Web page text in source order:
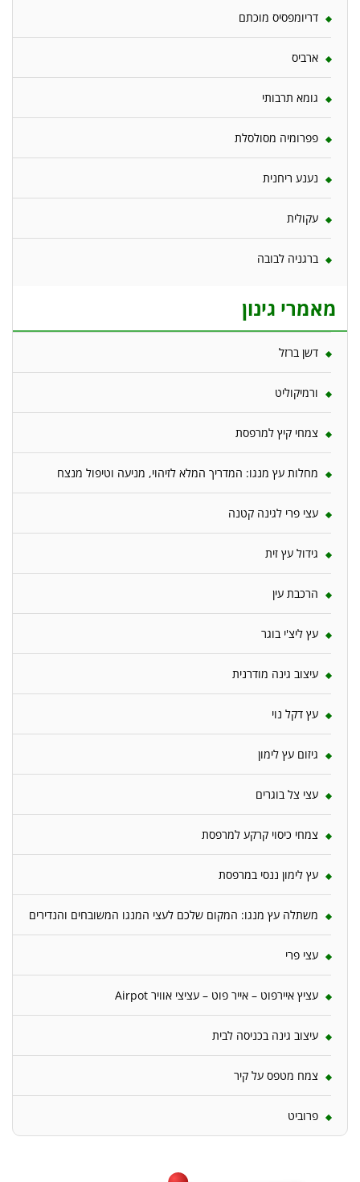
דריומפסיס מוכתם
ארביס
גומא תרבותי
פפרומיה מסולסלת
נענע ריחנית
עקולית
ברגניה לבובה
מאמרי גינון
דשן ברזל
ורמיקוליט
צמחי קיץ למרפסת
מחלות עץ מנגו: המדריך המלא לזיהוי, מניעה וטיפול מנצח
עצי פרי לגינה קטנה
גידול עץ זית
הרכבת עין
עץ ליצ'י בוגר
עיצוב גינה מודרנית
עץ דקל נוי
גיזום עץ לימון
עצי צל בוגרים
צמחי כיסוי קרקע למרפסת
עץ לימון ננסי במרפסת
משתלה עץ מנגו: המקום שלכם לעצי המנגו המשובחים והנדירים
עצי פרי
עציץ איירפוט – אייר פוט – עציצי אוויר Airpot
עיצוב גינה בכניסה לבית
צמח מטפס על קיר
פרוביט